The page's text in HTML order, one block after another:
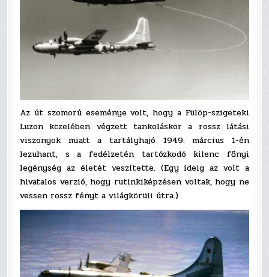
Az út szomorú eseménye volt, hogy a Fülöp-szigeteki
Luzon közelében végzett tankoláskor a rossz látási
viszonyok miatt a tartályhajó 1949. március 1-én
lezuhant, s a fedélzetén tartózkodó kilenc főnyi
legénység az életét veszítette. (Egy ideig az volt a
hivatalos verzió, hogy rutinkiképzésen voltak, hogy ne
vessen rossz fényt a világkörüli útra.)